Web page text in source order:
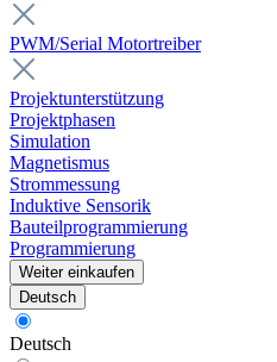
PWM/Serial Motortreiber
Projektunterstützung
Projektphasen
Simulation
Magnetismus
Strommessung
Induktive Sensorik
Bauteilprogrammierung
Programmierung
Weiter einkaufen
Deutsch
Deutsch